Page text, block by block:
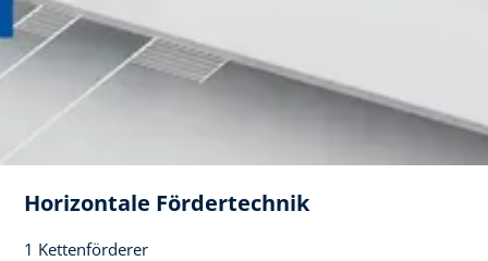
Horizontale Fördertechnik​
1 Kettenförderer​